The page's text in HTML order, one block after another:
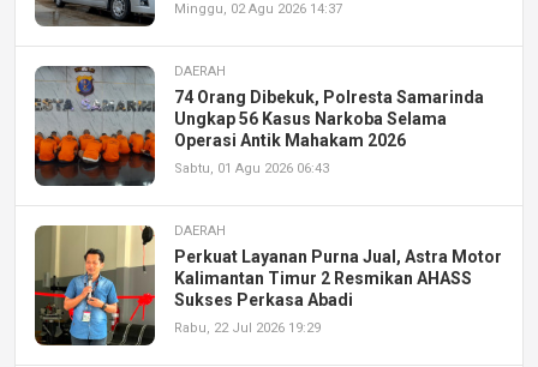
Minggu, 02 Agu 2026 14:37
DAERAH
74 Orang Dibekuk, Polresta Samarinda
Ungkap 56 Kasus Narkoba Selama
Operasi Antik Mahakam 2026
Sabtu, 01 Agu 2026 06:43
DAERAH
Perkuat Layanan Purna Jual, Astra Motor
Kalimantan Timur 2 Resmikan AHASS
Sukses Perkasa Abadi
Rabu, 22 Jul 2026 19:29